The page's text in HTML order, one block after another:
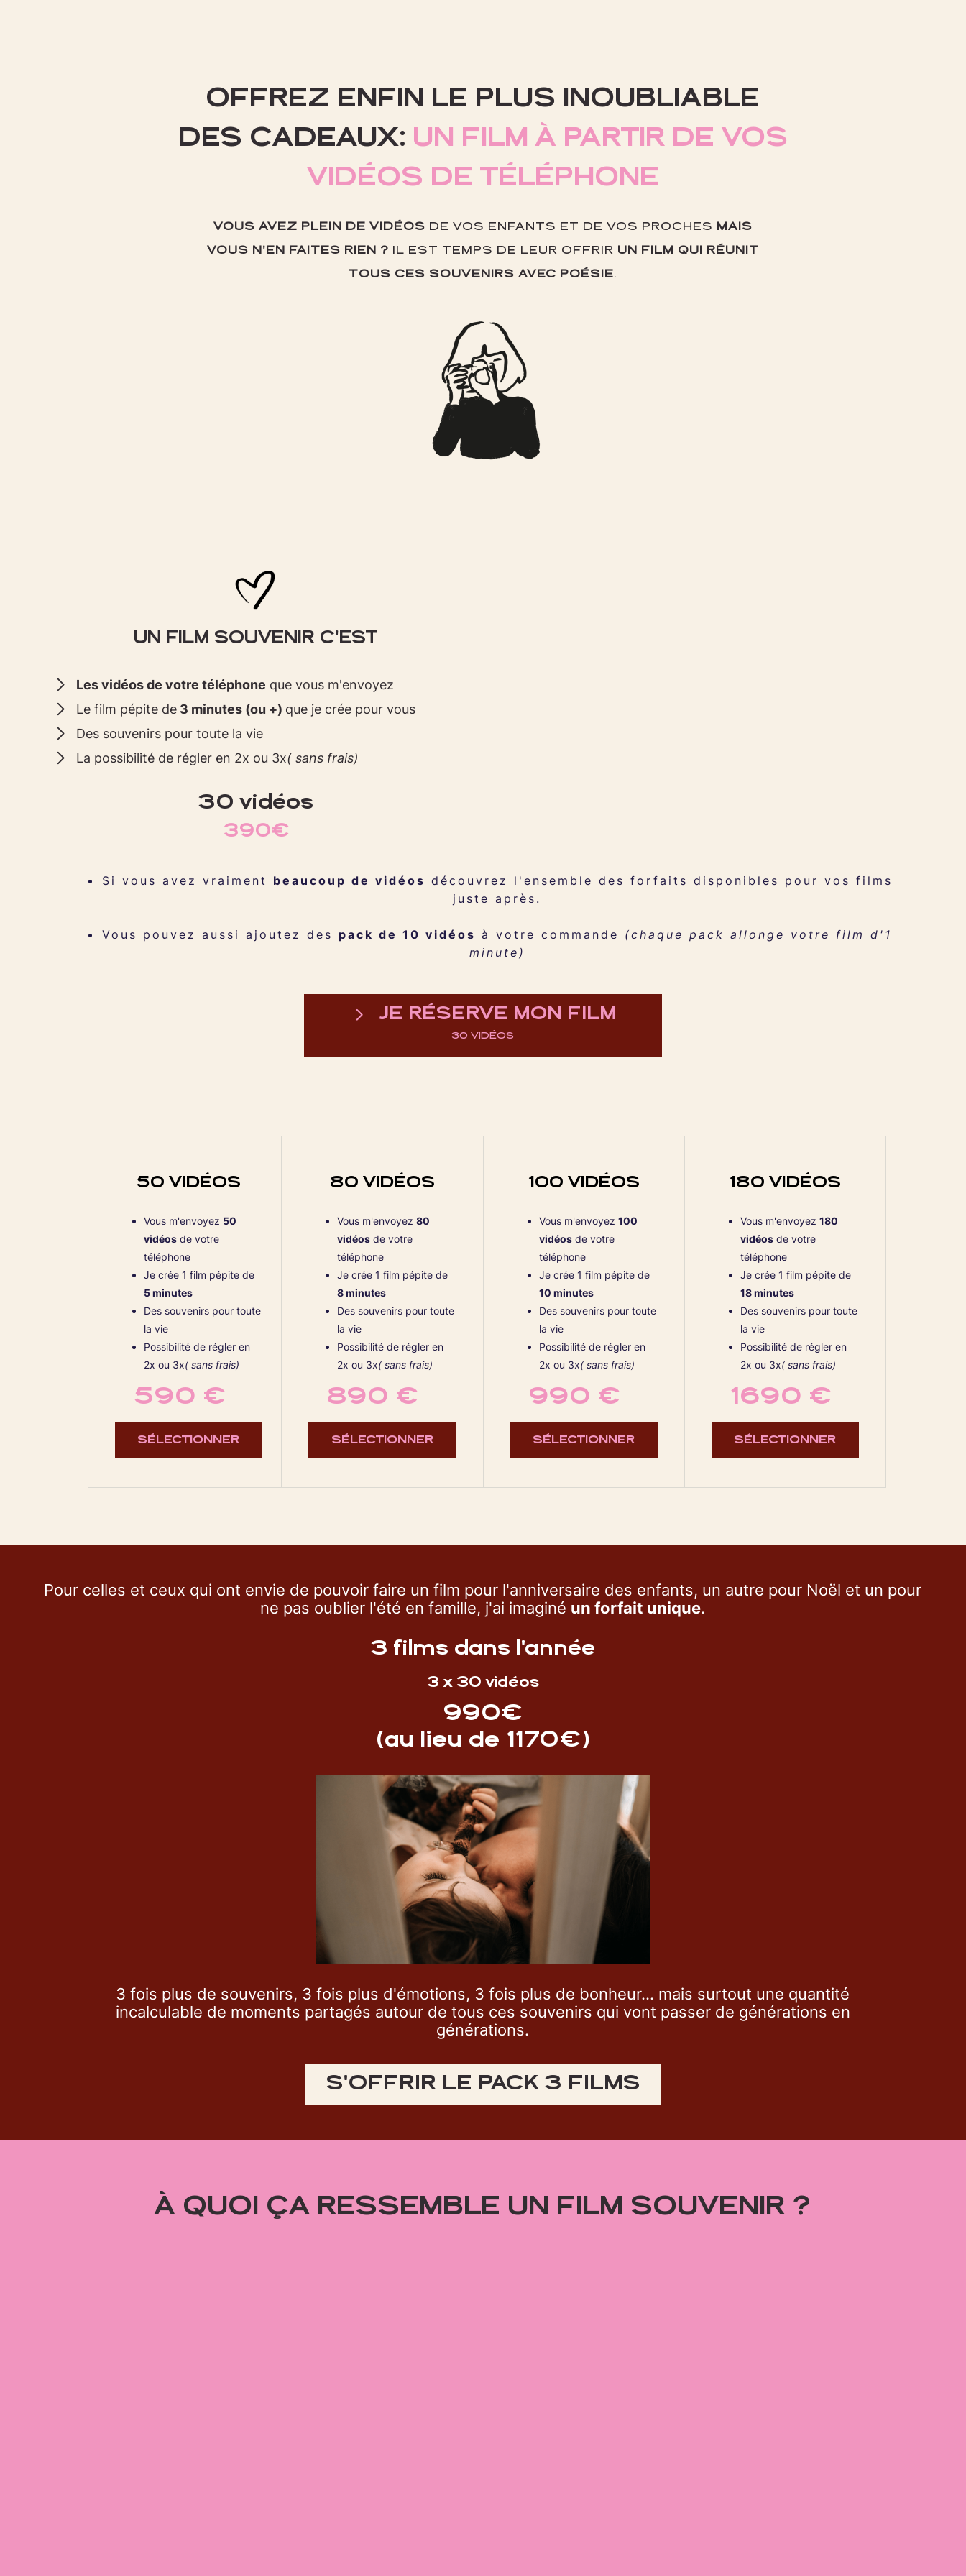
OFFREZ ENFIN LE PLUS INOUBLIABLE
DES CADEAUX: UN FILM À PARTIR DE VOS
VIDÉOS DE TÉLÉPHONE
VOUS AVEZ PLEIN DE VIDÉOS DE VOS ENFANTS ET DE VOS PROCHES MAIS
VOUS N'EN FAITES RIEN ? IL EST TEMPS DE LEUR OFFRIR UN FILM QUI RÉUNIT
TOUS CES SOUVENIRS AVEC POÉSIE.
UN FILM SOUVENIR C'EST
Les vidéos de votre téléphone que vous m'envoyez
Le film pépite de 3 minutes (ou +) que je crée pour vous
Des souvenirs pour toute la vie
La possibilité de régler en 2x ou 3x( sans frais)
30 vidéos
390€
Si vous avez vraiment beaucoup de vidéos découvrez l'ensemble des forfaits disponibles pour vos films
juste après.
Vous pouvez aussi ajoutez des pack de 10 vidéos à votre commande (chaque pack allonge votre film d'1
minute)
JE RÉSERVE MON FILM
30 VIDÉOS
50 VIDÉOS
Vous m'envoyez 50
vidéos de votre
téléphone
Je crée 1 film pépite de
5 minutes
Des souvenirs pour toute
la vie
Possibilité de régler en
2x ou 3x( sans frais)
590 €
SÉLECTIONNER
80 VIDÉOS
Vous m'envoyez 80
vidéosde votre
téléphone
Je crée 1 film pépite de
8 minutes
Des souvenirs pour toute
la vie
Possibilité de régler en
2x ou 3x( sans frais)
890 €
SÉLECTIONNER
100 VIDÉOS
Vous m'envoyez 100
vidéosde votre
téléphone
Je crée 1 film pépite de
10 minutes
Des souvenirs pour toute
la vie
Possibilité de régler en
2x ou 3x( sans frais)
990 €
SÉLECTIONNER
180 VIDÉOS
Vous m'envoyez 180
vidéosde votre
téléphone
Je crée 1 film pépite de
18 minutes
Des souvenirs pour toute
la vie
Possibilité de régler en
2x ou 3x( sans frais)
1690 €
SÉLECTIONNER
Pour celles et ceux qui ont envie de pouvoir faire un film pour l'anniversaire des enfants, un autre pour Noël et un pour
ne pas oublier l'été en famille, j'ai imaginé un forfait unique.
3 films dans l'année
3 x 30 vidéos
990€
(au lieu de 1170€)
3 fois plus de souvenirs, 3 fois plus d'émotions, 3 fois plus de bonheur... mais surtout une quantité
incalculable de moments partagés autour de tous ces souvenirs qui vont passer de générations en
générations.
S'OFFRIR LE PACK 3 FILMS
À QUOI ÇA RESSEMBLE UN FILM SOUVENIR ?